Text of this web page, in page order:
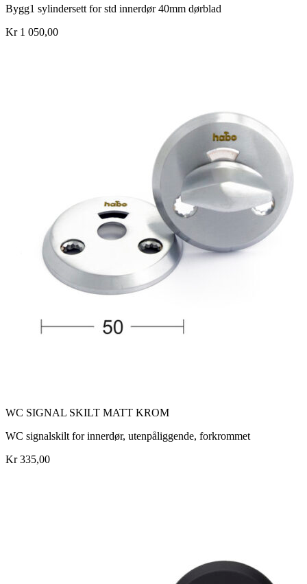
Bygg1 sylindersett for std innerdør 40mm dørblad
Kr 1 050,00
WC SIGNAL SKILT MATT KROM
WC signalskilt for innerdør, utenpåliggende, forkrommet
Kr 335,00